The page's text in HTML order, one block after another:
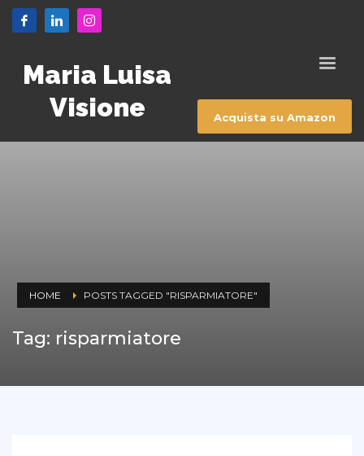
Maria Luisa
Visione
Acquista su Amazon
HOME POSTS TAGGED "RISPARMIATORE"
Tag: risparmiatore